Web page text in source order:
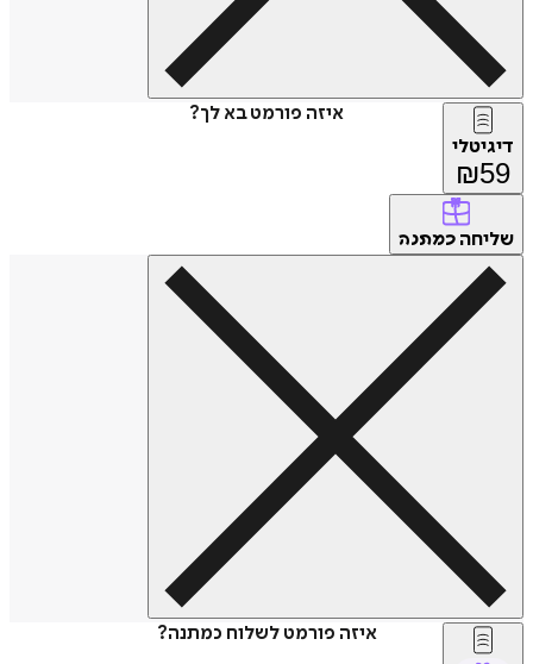
איזה פורמט בא לך?
דיגיטלי
₪59
שליחה כמתנה
איזה פורמט לשלוח כמתנה?